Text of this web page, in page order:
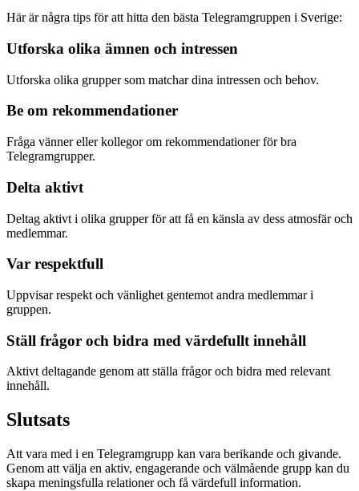
Här är några tips för att hitta den bästa Telegramgruppen i Sverige:
Utforska olika ämnen och intressen
Utforska olika grupper som matchar dina intressen och behov.
Be om rekommendationer
Fråga vänner eller kollegor om rekommendationer för bra
Telegramgrupper.
Delta aktivt
Deltag aktivt i olika grupper för att få en känsla av dess atmosfär och
medlemmar.
Var respektfull
Uppvisar respekt och vänlighet gentemot andra medlemmar i
gruppen.
Ställ frågor och bidra med värdefullt innehåll
Aktivt deltagande genom att ställa frågor och bidra med relevant
innehåll.
Slutsats
Att vara med i en Telegramgrupp kan vara berikande och givande.
Genom att välja en aktiv, engagerande och välmående grupp kan du
skapa meningsfulla relationer och få värdefull information.